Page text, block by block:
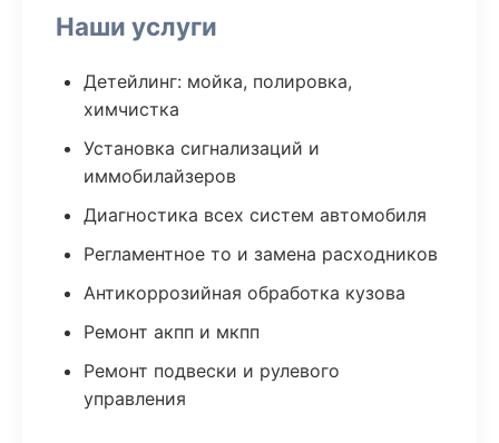
Наши услуги
Детейлинг: мойка, полировка,
химчистка
Установка сигнализаций и
иммобилайзеров
Диагностика всех систем автомобиля
Регламентное то и замена расходников
Антикоррозийная обработка кузова
Ремонт акпп и мкпп
Ремонт подвески и рулевого
управления